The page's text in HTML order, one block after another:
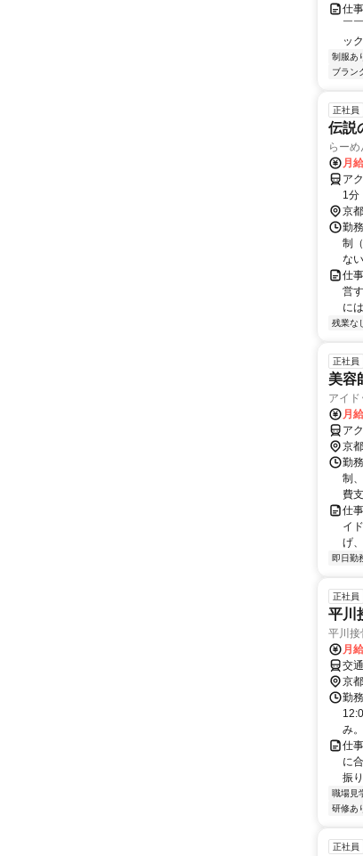
仕
￣
ッ
制服あ
ブラン
正社員
伝説
らーめ
月
アクセス: 【アクセス便利な四
1分
京
勤
制
な
仕
営
に
残業なし
正社員
美容
アイ
月
京
勤
制
費
仕
イ
げ
即日勤
正社員
平川
平川
月
交
京
勤
み
仕
に
振
職場見
研修あ
正社員